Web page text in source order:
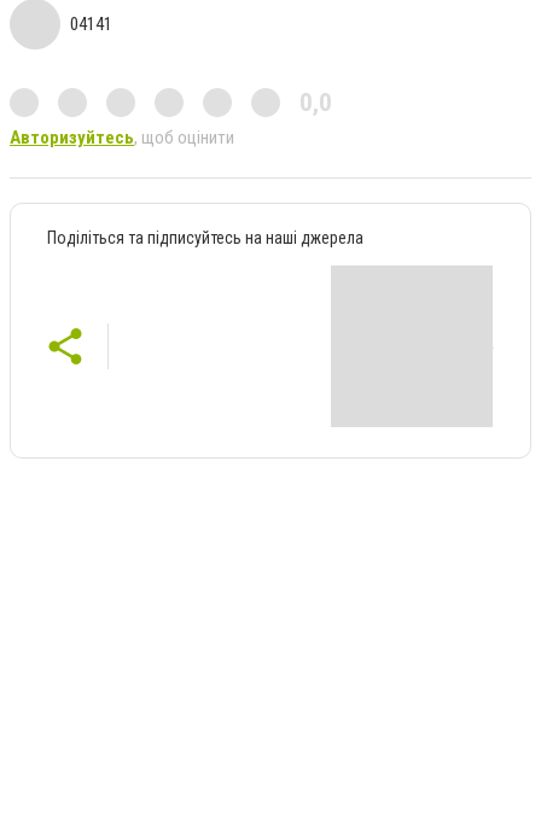
04141
0,0
Авторизуйтесь, щоб оцінити
Поділіться та підписуйтесь на наші джерела